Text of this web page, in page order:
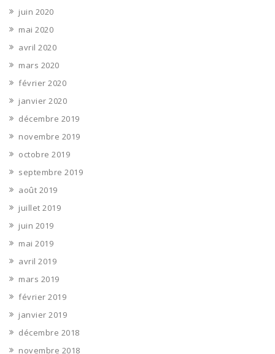
juin 2020
mai 2020
avril 2020
mars 2020
février 2020
janvier 2020
décembre 2019
novembre 2019
octobre 2019
septembre 2019
août 2019
juillet 2019
juin 2019
mai 2019
avril 2019
mars 2019
février 2019
janvier 2019
décembre 2018
novembre 2018